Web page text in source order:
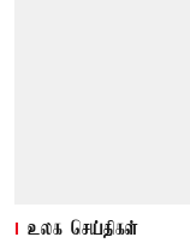
உலக செய்திகள்